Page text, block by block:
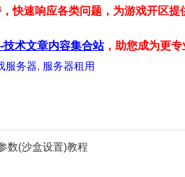
快速响应各类问题，为游戏开区提
技术文章内容集合站，助您成为更专
服务器, 服务器租用
数(沙盒设置)教程